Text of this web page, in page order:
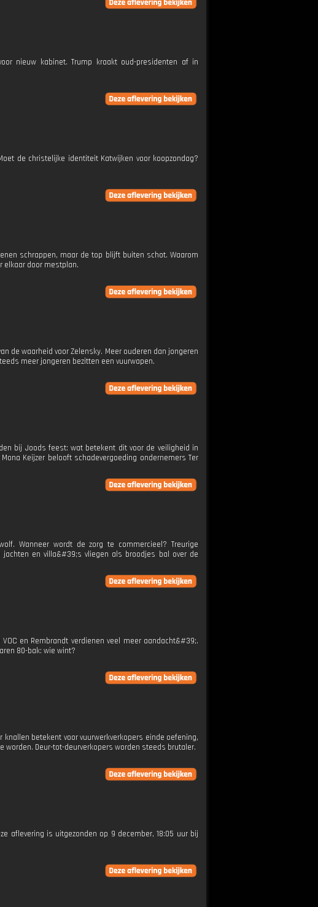
nieuw kabinet. Trump kraakt oud-presidenten af in
de christelijke identiteit Katwijken voor koopzondag?
schrappen, maar de top blijft buiten schot. Waarom
elkaar door mestplan.
de waarheid voor Zelensky. Meer ouderen dan jongeren
meer jongeren bezitten een vuurwapen.
bij Joods feest: wat betekent dit voor de veiligheid in
Keijzer belooft schadevergoeding ondernemers Ter
Wanneer wordt de zorg te commercieel? Treurige
en villa&#39;s vliegen als broodjes bal over de
en Rembrandt verdienen veel meer aandacht&#39;.
80-bak: wie wint?
betekent voor vuurwerkverkopers einde oefening,
worden. Deur-tot-deurverkopers worden steeds brutaler.
aflevering is uitgezonden op 9 december, 18:05 uur bij